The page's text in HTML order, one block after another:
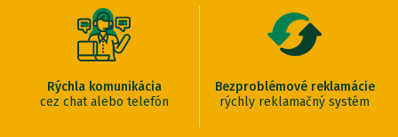
Rýchla komunikácia
cez chat alebo telefón
Bezproblémové reklamácie
rýchly reklamačný systém